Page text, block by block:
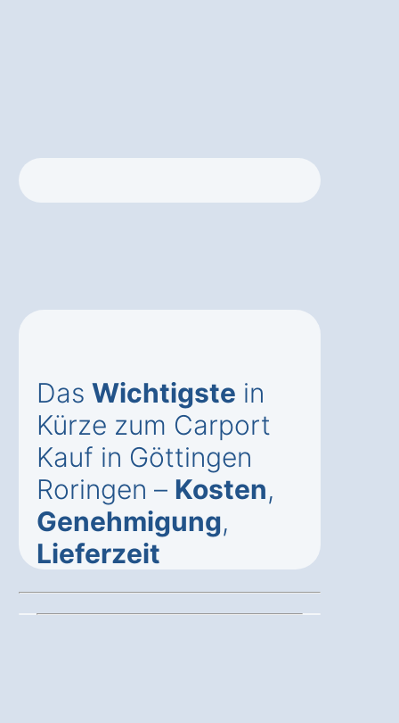
Das Wichtigste in
Kürze zum Carport
Kauf in Göttingen
Roringen – Kosten,
Genehmigung,
Lieferzeit